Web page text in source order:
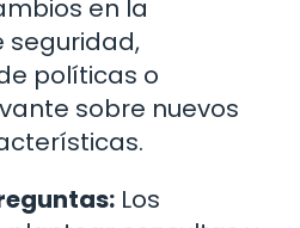
en la
seguridad,
políticas o
sobre nuevos
Los